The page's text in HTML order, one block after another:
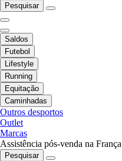
Pesquisar
Saldos
Futebol
Lifestyle
Running
Equitação
Caminhadas
Outros desportos
Outlet
Marcas
Assistência pós-venda na França
Pesquisar